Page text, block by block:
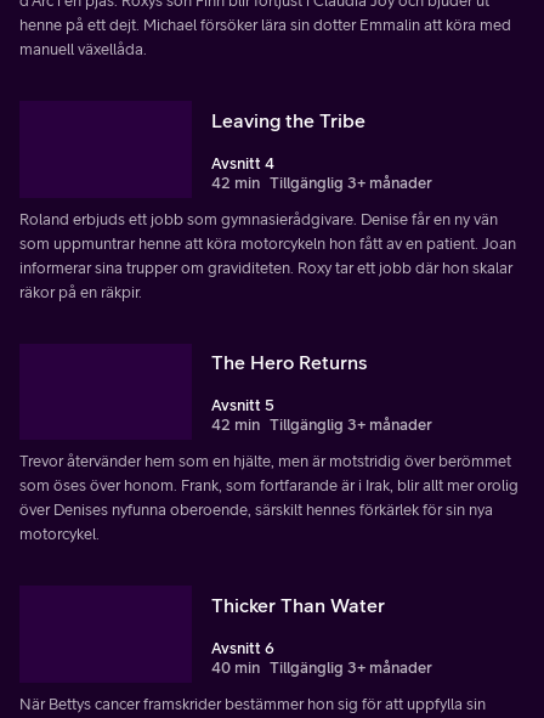
henne på ett dejt. Michael försöker lära sin dotter Emmalin att köra med
manuell växellåda.
Leaving the Tribe
Avsnitt 4
42 min Tillgänglig 3+ månader
Roland erbjuds ett jobb som gymnasierådgivare. Denise får en ny vän
som uppmuntrar henne att köra motorcykeln hon fått av en patient. Joan
informerar sina trupper om graviditeten. Roxy tar ett jobb där hon skalar
räkor på en räkpir.
The Hero Returns
Avsnitt 5
42 min Tillgänglig 3+ månader
Trevor återvänder hem som en hjälte, men är motstridig över berömmet
som öses över honom. Frank, som fortfarande är i Irak, blir allt mer orolig
över Denises nyfunna oberoende, särskilt hennes förkärlek för sin nya
motorcykel.
Thicker Than Water
Avsnitt 6
40 min Tillgänglig 3+ månader
När Bettys cancer framskrider bestämmer hon sig för att uppfylla sin